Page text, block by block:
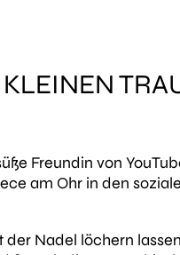
Freundin von
am Ohr in den
Nadel löchern